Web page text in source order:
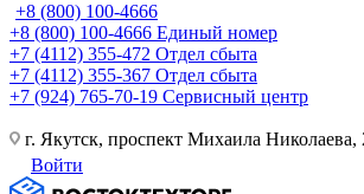
+8 (800) 100-4666
+8 (800) 100-4666 Единый номер
+7 (4112) 355-472 Отдел сбыта
+7 (4112) 355-367 Отдел сбыта
+7 (924) 765-70-19 Сервисный центр
г. Якутск, проспект Михаила Николаева,
Войти